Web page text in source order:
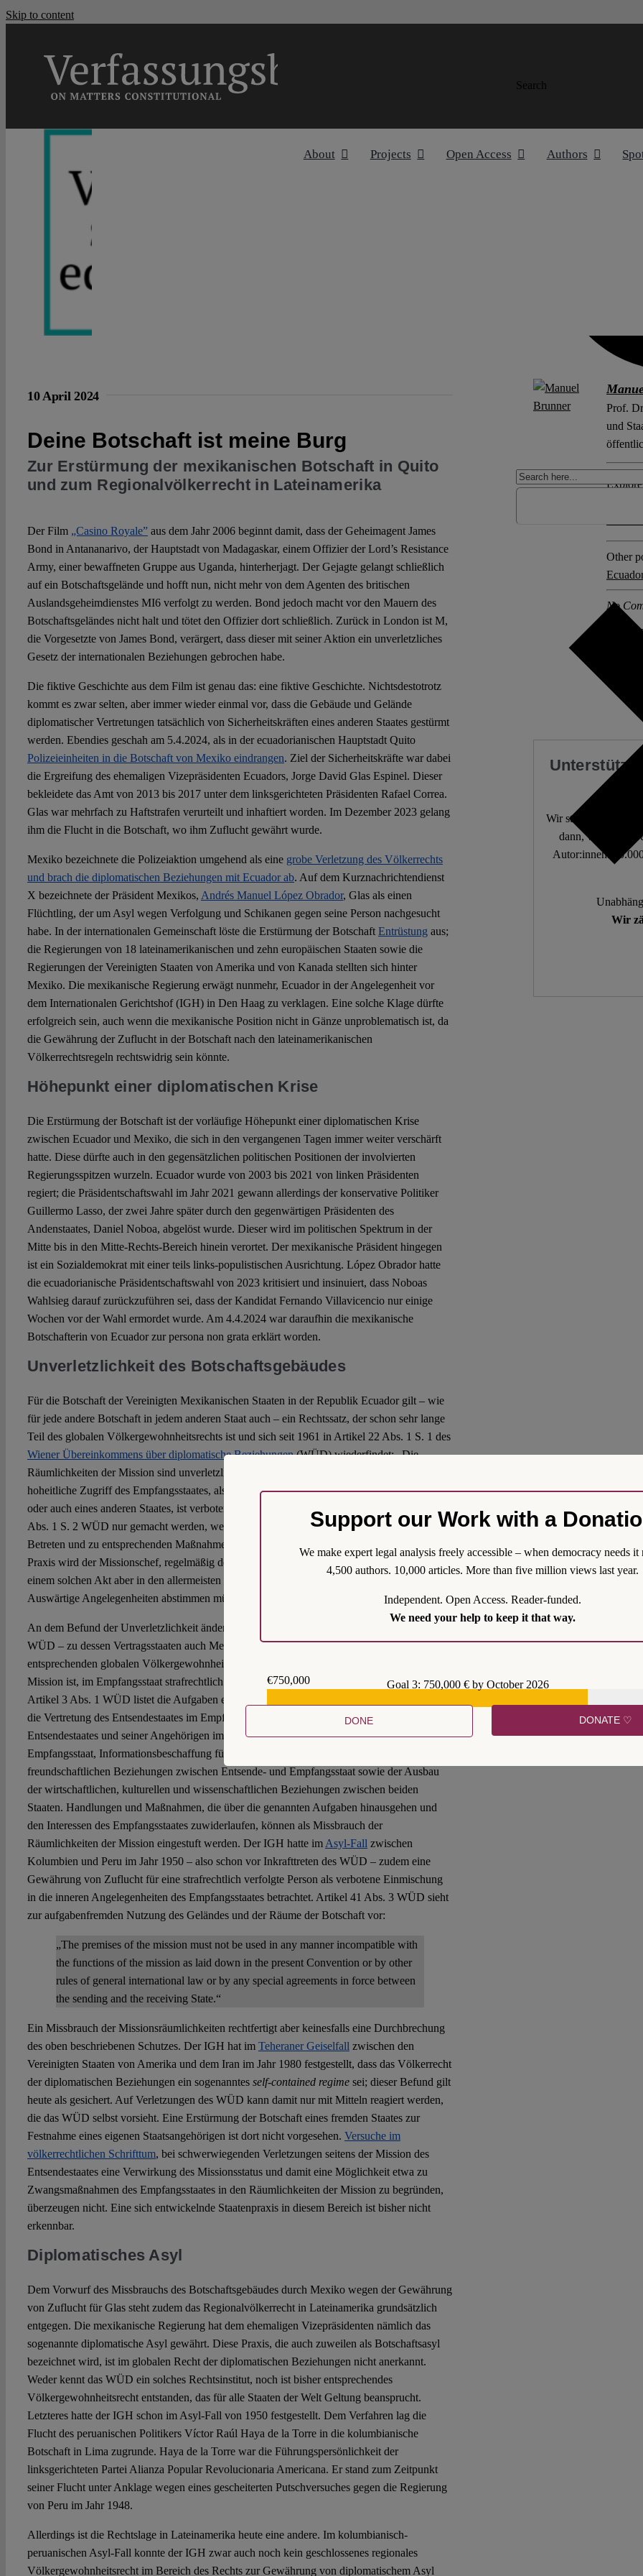
Skip to content
Search
About Projects Open Access Authors
10 April 2024
Deine Botschaft ist meine Burg
Zur Erstürmung der mexikanischen Botschaft in Quito
und zum Regionalvölkerrecht in Lateinamerika
Der Film „Casino Royale”aus dem Jahr 2006 beginnt damit, dass der Geheimagent James
Bond in Antananarivo, der Hauptstadt von Madagaskar, einem Offizier der Lord’s Resistance
Army, einer bewaffneten Gruppe aus Uganda, hinterherjagt. Der Gejagte gelangt schließlich
auf ein Botschaftsgelände und hofft nun, nicht mehr von dem Agenten des britischen
Auslandsgeheimdienstes MI6 verfolgt zu werden. Bond jedoch macht vor den Mauern des
Botschaftsgeländes nicht halt und tötet den Offizier dort schließlich. Zurück in London ist M,
die Vorgesetzte von James Bond, verärgert, dass dieser mit seiner Aktion ein unverletzliches
Gesetz der internationalen Beziehungen gebrochen habe.
Die fiktive Geschichte aus dem Film ist genau das: eine fiktive Geschichte. Nichtsdestotrotz
kommt es zwar selten, aber immer wieder einmal vor, dass die Gebäude und Gelände
diplomatischer Vertretungen tatsächlich von Sicherheitskräften eines anderen Staates gestürmt
werden. Ebendies geschah am 5.4.2024, als in der ecuadorianischen Hauptstadt Quito
Polizeieinheiten in die Botschaft von Mexiko eindrangen. Ziel der Sicherheitskräfte war dabei
die Ergreifung des ehemaligen Vizepräsidenten Ecuadors, Jorge David Glas Espinel. Dieser
bekleidete das Amt von 2013 bis 2017 unter dem linksgerichteten Präsidenten Rafael Correa.
Glas war mehrfach zu Haftstrafen verurteilt und inhaftiert worden. Im Dezember 2023 gelang
ihm die Flucht in die Botschaft, wo ihm Zuflucht gewährt wurde.
Mexiko bezeichnete die Polizeiaktion umgehend als eine grobe Verletzung des Völkerrechts
und brach die diplomatischen Beziehungen mit Ecuador ab. Auf dem Kurznachrichtendienst
X bezeichnete der Präsident Mexikos, Andrés Manuel López Obrador, Glas als einen
Flüchtling, der um Asyl wegen Verfolgung und Schikanen gegen seine Person nachgesucht
habe. In der internationalen Gemeinschaft löste die Erstürmung der Botschaft Entrüstung aus;
die Regierungen von 18 lateinamerikanischen und zehn europäischen Staaten sowie die
Regierungen der Vereinigten Staaten von Amerika und von Kanada stellten sich hinter
Mexiko. Die mexikanische Regierung erwägt nunmehr, Ecuador in der Angelegenheit vor
dem Internationalen Gerichtshof (IGH) in Den Haag zu verklagen. Eine solche Klage dürfte
erfolgreich sein, auch wenn die mexikanische Position nicht in Gänze unproblematisch ist, da
die Gewährung der Zuflucht in der Botschaft nach den lateinamerikanischen
Völkerrechtsregeln rechtswidrig sein könnte.
Höhepunkt einer diplomatischen Krise
Die Erstürmung der Botschaft ist der vorläufige Höhepunkt einer diplomatischen Krise
zwischen Ecuador und Mexiko, die sich in den vergangenen Tagen immer weiter verschärft
hatte. Diese dürfte auch in den gegensätzlichen politischen Positionen der involvierten
Regierungsspitzen wurzeln. Ecuador wurde von 2003 bis 2021 von linken Präsidenten
regiert; die Präsidentschaftswahl im Jahr 2021 gewann allerdings der konservative Politiker
Guillermo Lasso, der zwei Jahre später durch den gegenwärtigen Präsidenten des
Andenstaates, Daniel Noboa, abgelöst wurde. Dieser wird im politischen Spektrum in der
Mitte bis in den Mitte-Rechts-Bereich hinein verortet. Der mexikanische Präsident hingegen
ist ein Sozialdemokrat mit einer teils links-populistischen Ausrichtung. López Obrador hatte
die ecuadorianische Präsidentschaftswahl von 2023 kritisiert und insinuiert, dass Noboas
Wahlsieg darauf zurückzuführen sei, dass der Kandidat Fernando Villavicencio nur einige
Wochen vor der Wahl ermordet wurde. Am 4.4.2024 war daraufhin die mexikanische
Botschafterin von Ecuador zur persona non grata erklärt worden.
Unverletzlichkeit des Botschaftsgebäudes
Für die Botschaft der Vereinigten Mexikanischen Staaten in der Republik Ecuador gilt – wie
für jede andere Botschaft in jedem anderen Staat auch – ein Rechtssatz, der schon sehr lange
Teil des globalen Völkergewohnheitsrechts ist und sich seit 1961 in Artikel 22 Abs. 1 S. 1 des
Wiener Übereinkommens über diplomatische Beziehungen(WÜD) wiederfindet: „Die
Räumlichkeiten der Mission sind unverletzlich.“ Dieser Schutz ist absolut. Jedweder
hoheitliche Zugriff des Empfangsstaates, also des Staates, in dem sich die Botschaft befindet,
oder auch eines anderen Staates, ist verboten. Eine Ausnahme kann hiervon nach Artikel 22
Abs. 1 S. 2 WÜD nur gemacht werden, wenn der Missionschef seine Zustimmung zum
Betreten und zu entsprechenden Maßnahmen des anderen Staates erteilt. In der internationalen
Praxis wird der Missionschef, regelmäßig der Botschafter oder der Geschäftsträger, sich vor
einem solchen Akt aber in den allermeisten Fällen mit dem eigenen Ministerium für
Auswärtige Angelegenheiten abstimmen müssen.
An dem Befund der Unverletzlichkeit ändert sich auch nichts dadurch, dass es nach dem
WÜD – zu dessen Vertragsstaaten auch Mexiko und Ecuador gehören – und dem
entsprechenden globalen Völkergewohnheitsrecht nicht Aufgabe einer diplomatischen
Mission ist, im Empfangsstaat strafrechtlich verfolgten Personen eine Zuflucht zu gewähren.
Artikel 3 Abs. 1 WÜD listet die Aufgaben einer diplomatischen Mission auf; dazu gehören
die Vertretung des Entsendestaates im Empfangsstaat, der Schutz der Interessen des
Entsendestaates und seiner Angehörigen im Empfangsstaat, die Verhandlungsführung mit dem
Empfangsstaat, Informationsbeschaffung für den Entsendestaat, die Förderung der
freundschaftlichen Beziehungen zwischen Entsende- und Empfangsstaat sowie der Ausbau
der wirtschaftlichen, kulturellen und wissenschaftlichen Beziehungen zwischen beiden
Staaten. Handlungen und Maßnahmen, die über die genannten Aufgaben hinausgehen und
den Interessen des Empfangsstaates zuwiderlaufen, können als Missbrauch der
Räumlichkeiten der Mission eingestuft werden. Der IGH hatte im Asyl-Fall zwischen
Kolumbien und Peru im Jahr 1950 – also schon vor Inkrafttreten des WÜD – zudem eine
Gewährung von Zuflucht für eine strafrechtlich verfolgte Person als verbotene Einmischung
in die inneren Angelegenheiten des Empfangsstaates betrachtet. Artikel 41 Abs. 3 WÜD sieht
zur aufgabenfremden Nutzung des Geländes und der Räume der Botschaft vor:
„The premises of the mission must not be used in any manner incompatible with
the functions of the mission as laid down in the present Convention or by other
rules of general international law or by any special agreements in force between
the sending and the receiving State.“
Ein Missbrauch der Missionsräumlichkeiten rechtfertigt aber keinesfalls eine Durchbrechung
des oben beschriebenen Schutzes. Der IGH hat im Teheraner Geiselfall zwischen den
Vereinigten Staaten von Amerika und dem Iran im Jahr 1980 festgestellt, dass das Völkerrecht
der diplomatischen Beziehungen ein sogenanntes self-contained regimesei; dieser Befund gilt
heute als gesichert. Auf Verletzungen des WÜD kann damit nur mit Mitteln reagiert werden,
die das WÜD selbst vorsieht. Eine Erstürmung der Botschaft eines fremden Staates zur
Festnahme eines eigenen Staatsangehörigen ist dort nicht vorgesehen. Versuche im
völkerrechtlichen Schrifttum, bei schwerwiegenden Verletzungen seitens der Mission des
Entsendestaates eine Verwirkung des Missionsstatus und damit eine Möglichkeit etwa zu
Zwangsmaßnahmen des Empfangsstaates in den Räumlichkeiten der Mission zu begründen,
überzeugen nicht. Eine sich entwickelnde Staatenpraxis in diesem Bereich ist bisher nicht
erkennbar.
Diplomatisches Asyl
Dem Vorwurf des Missbrauchs des Botschaftsgebäudes durch Mexiko wegen der Gewährung
von Zuflucht für Glas steht zudem das Regionalvölkerrecht in Lateinamerika grundsätzlich
entgegen. Die mexikanische Regierung hat dem ehemaligen Vizepräsidenten nämlich das
sogenannte diplomatische Asyl gewährt. Diese Praxis, die auch zuweilen als Botschaftsasyl
bezeichnet wird, ist im globalen Recht der diplomatischen Beziehungen nicht anerkannt.
Weder kennt das WÜD ein solches Rechtsinstitut, noch ist bisher entsprechendes
Völkergewohnheitsrecht entstanden, das für alle Staaten der Welt Geltung beansprucht.
Letzteres hatte der IGH schon im Asyl-Fall von 1950 festgestellt. Dem Verfahren lag die
Flucht des peruanischen Politikers Víctor Raúl Haya de la Torre in die kolumbianische
Botschaft in Lima zugrunde. Haya de la Torre war die Führungspersönlichkeit der
linksgerichteten Partei Alianza Popular Revolucionaria Americana. Er stand zum Zeitpunkt
seiner Flucht unter Anklage wegen eines gescheiterten Putschversuches gegen die Regierung
von Peru im Jahr 1948.
Allerdings ist die Rechtslage in Lateinamerika heute eine andere. Im kolumbianisch-
peruanischen Asyl-Fall konnte der IGH zwar auch noch kein geschlossenes regionales
Völkergewohnheitsrecht im Bereich des Rechts zur Gewährung von diplomatischem Asyl
Prof.
und
Other
Ecuador
No
Wir stellen fundierte
dann, wenn die
Autor:innen.
Wir
Support our Work with a
We make expert legal analysis freely accessible – when democracy needs it
4,500 authors. 10,000 articles. More than five million views last year.
Independent. Open Access. Reader-funded.
We need your help to keep it that way.
€750,000
Goal 3: 750,000 € by October 2026
DONE DONATE ♡